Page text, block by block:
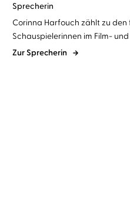
Sprecherin
Corinna Harfouch zählt zu
Schauspielerinnen im Film-
Zur Sprecherin